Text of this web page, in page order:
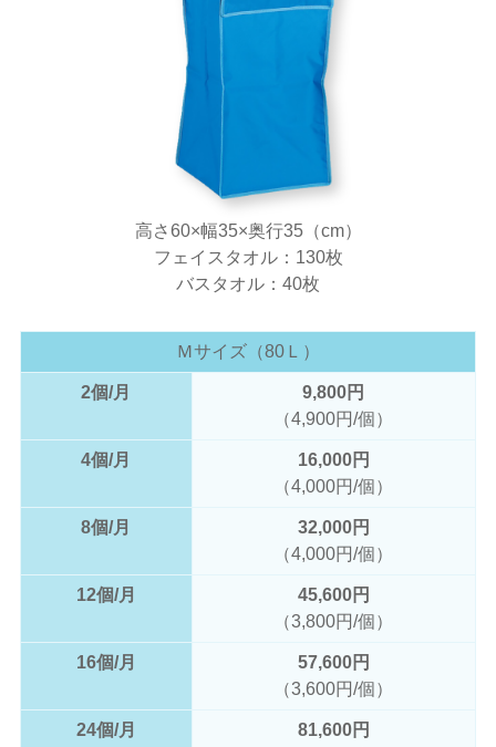
高さ60×幅35×奥行35（cm）
フェイスタオル：130枚
バスタオル：40枚
Ｍサイズ（80Ｌ）
2個/月
9,800円
（4,900円/個）
4個/月
16,000円
（4,000円/個）
8個/月
32,000円
（4,000円/個）
12個/月
45,600円
（3,800円/個）
16個/月
57,600円
（3,600円/個）
24個/月
81,600円